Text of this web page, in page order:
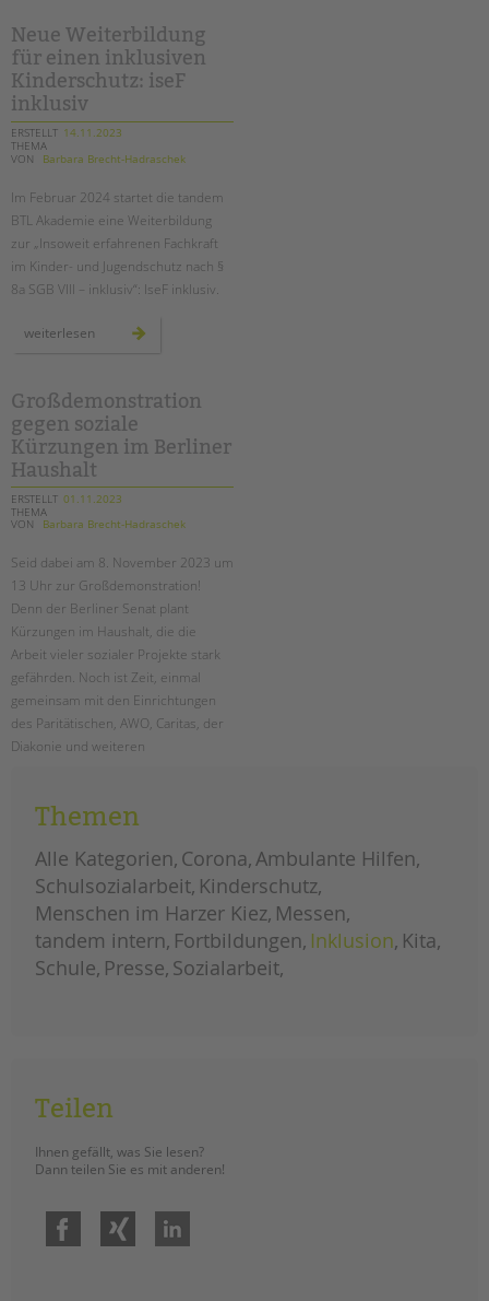
PRESSE
Magazin
KONTAKT
Impressum
Hinweisgebersystem
Intranet
Neue Weiterbildung
für einen inklusiven
Kinderschutz: iseF
inklusiv
ERSTELLT 14.11.2023
THEMA
VON
Barbara Brecht-Hadraschek
Im Februar 2024 startet die tandem
BTL Akademie eine Weiterbildung
zur „Insoweit erfahrenen Fachkraft
im Kinder- und Jugendschutz nach §
8a SGB VIII – inklusiv“: IseF inklusiv.
weiterlesen
weiterbildung
kinderschutz:
isef
inklusiv
Großdemonstration
gegen soziale
Kürzungen im Berliner
Haushalt
ERSTELLT 01.11.2023
THEMA
VON
Barbara Brecht-Hadraschek
Seid dabei am 8. November 2023 um
13 Uhr zur Großdemonstration!
Denn der Berliner Senat plant
Kürzungen im Haushalt, die die
Arbeit vieler sozialer Projekte stark
gefährden. Noch ist Zeit, einmal
gemeinsam mit den Einrichtungen
des Paritätischen, AWO, Caritas, der
Diakonie und weiteren
soziale
kürzungen
im
haushalt
Themen
Alle Kategorien Corona Ambulante Hilfen
Schulsozialarbeit Kinderschutz
Menschen im Harzer Kiez Messen
tandem intern Fortbildungen Inklusion Kita
Schule Presse Sozialarbeit
Teilen
Ihnen gefällt, was Sie lesen?
Dann teilen Sie es mit anderen!
Facebook